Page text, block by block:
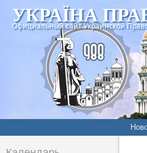
УКРАЇНА
Официальный сайт Украинской